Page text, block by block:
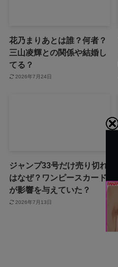
花乃まりあとは誰？何者？
三山凌輝との関係や結婚し
てる？
2026年7月24日
ジャンプ33号だけ売り切れ
はなぜ？ワンピースカード
が影響を与えていた？
2026年7月13日